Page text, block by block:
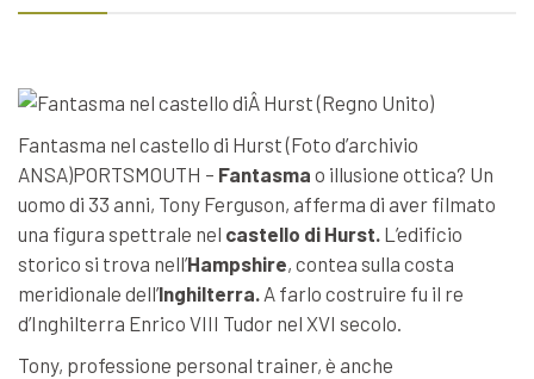
Fantasma nel castello di Hurst (Foto d’archivio
ANSA)PORTSMOUTH – Fantasma o illusione ottica? Un
uomo di 33 anni, Tony Ferguson, afferma di aver filmato
una figura spettrale nel castello di Hurst. L’edificio
storico si trova nell’Hampshire, contea sulla costa
meridionale dell’Inghilterra. A farlo costruire fu il re
d’Inghilterra Enrico VIII Tudor nel XVI secolo.
Tony, professione personal trainer, è anche